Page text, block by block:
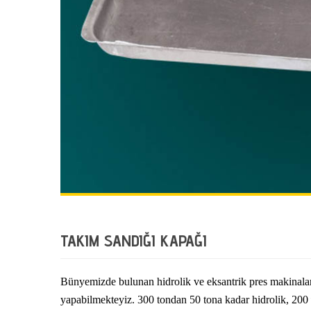
TAKIM SANDIĞI KAPAĞI
Bünyemizde bulunan hidrolik ve eksantrik pres
yapabilmekteyiz. 300 tondan 50 tona kadar hidrolik,